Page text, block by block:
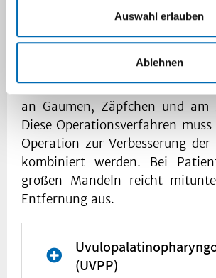
Auswahl erlauben
Ablehnen
1. Resezierende Verfahren
Schleimhaut und Fettgewebe
Vernarbung wird eine erhöhte
Atemweges geschaffen. Typisch
an Gaumen, Zäpfchen und am
Diese Operationsverfahren
Operation zur Verbesserung der
kombiniert werden. Bei
großen Mandeln reicht
Entfernung aus.
(UVPP)